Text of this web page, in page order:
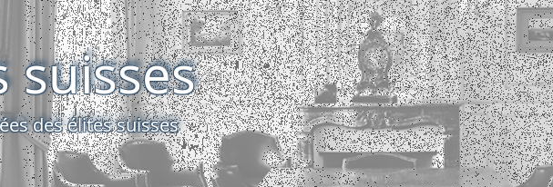
suisses
des élites suisses